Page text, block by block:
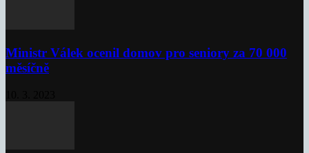
Ministr Válek ocenil domov pro seniory za 70 000
měsíčně